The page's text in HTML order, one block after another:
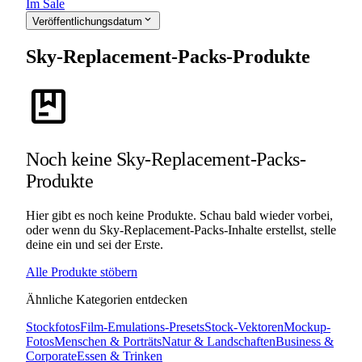
Im Sale
Veröffentlichungsdatum expand_more
Sky-Replacement-Packs-Produkte
package
Noch keine Sky-Replacement-Packs-
Produkte
Hier gibt es noch keine Produkte. Schau bald wieder vorbei,
oder wenn du Sky-Replacement-Packs-Inhalte erstellst, stelle
deine ein und sei der Erste.
Alle Produkte stöbern
Ähnliche Kategorien entdecken
StockfotosFilm-Emulations-PresetsStock-VektorenMockup-
FotosMenschen & PorträtsNatur & LandschaftenBusiness &
CorporateEssen & Trinken